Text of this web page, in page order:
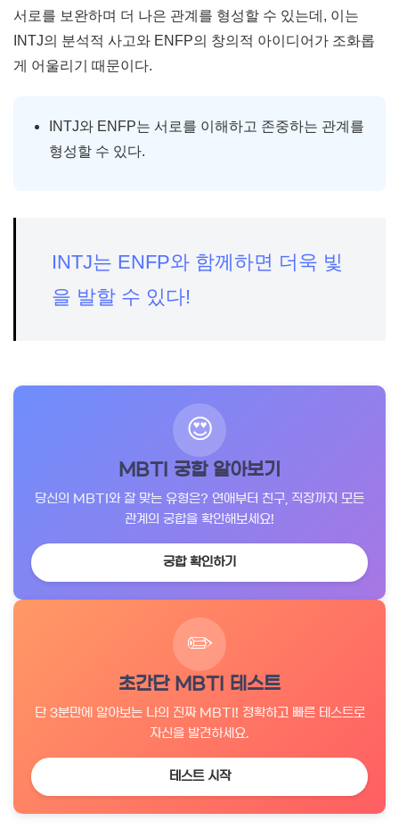
서로를 보완하며 더 나은 관계를 형성할 수 있는데, 이는
INTJ의 분석적 사고와 ENFP의 창의적 아이디어가 조화롭
게 어울리기 때문이다.
INTJ와 ENFP는 서로를 이해하고 존중하는 관계를
형성할 수 있다.
INTJ는 ENFP와 함께하면 더욱 빛
을 발할 수 있다!
😍
MBTI 궁합 알아보기
당신의 MBTI와 잘 맞는 유형은? 연애부터 친구, 직장까지 모든
관계의 궁합을 확인해보세요!
궁합 확인하기
✏️
초간단 MBTI 테스트
단 3분만에 알아보는 나의 진짜 MBTI! 정확하고 빠른 테스트로
자신을 발견하세요.
테스트 시작